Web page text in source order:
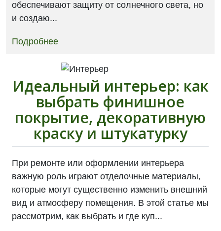
обеспечивают защиту от солнечного света, но
и создаю...
Подробнее
Идеальный интерьер: как
выбрать финишное
покрытие, декоративную
краску и штукатурку
При ремонте или оформлении интерьера
важную роль играют отделочные материалы,
которые могут существенно изменить внешний
вид и атмосферу помещения. В этой статье мы
рассмотрим, как выбрать и где куп...